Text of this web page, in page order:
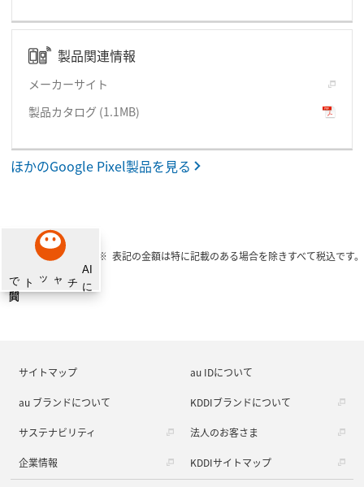
製品関連情報
メーカーサイト
製品カタログ (1.1MB)
ほかのGoogle Pixel製品を見る
表記の金額は特に記載のある場合を除きすべて税込です。
サイトマップ au IDについて
au ブランドについて KDDIブランドについて
サステナビリティ 法人のお客さま
企業情報 KDDIサイトマップ